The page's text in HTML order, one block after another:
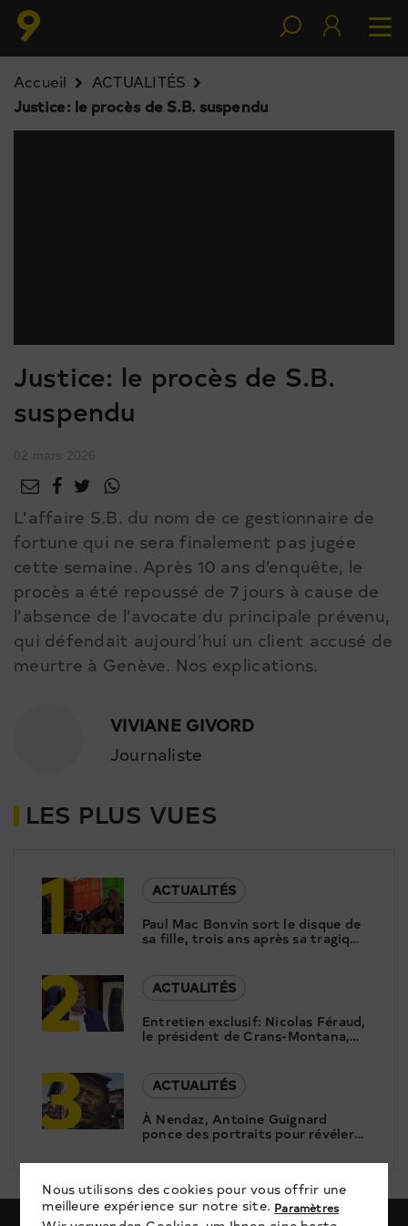
Accueil
ACTUALITÉS
Justice: le procès de S.B. suspendu
Justice: le procès de S.B.
suspendu
L’affaire S.B. du nom de ce gestionnaire de
fortune qui ne sera finalement pas jugée
cette semaine. Après 10 ans d’enquête, le
procès a été repoussé de 7 jours à cause de
l’absence de l’avocate du principale prévenu,
qui défendait aujourd’hui un client accusé de
meurtre à Genève. Nos explications.
VIVIANE GIVORD
Journaliste
LES PLUS VUES
1
ACTUALITÉS
Paul Mac Bonvin sort le disque de
sa fille, trois ans après sa tragique
2
ACTUALITÉS
Entretien exclusif: Nicolas Féraud,
le président de Crans-Montana,
répond aux questions de Canal9
3
ACTUALITÉS
À Nendaz, Antoine Guignard
ponce des portraits pour révéler
le patrimoine
Nous utilisons des cookies pour vous offrir une
meilleure expérience sur notre site. Paramètres